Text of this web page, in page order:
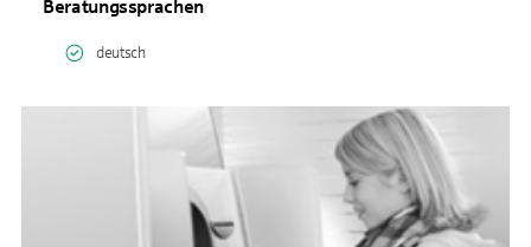
Beratungssprachen
deutsch